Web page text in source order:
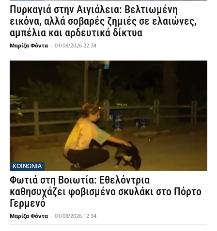
Πυρκαγιά στην Αιγιάλεια: Βελτιωμένη
εικόνα, αλλά σοβαρές ζημιές σε ελαιώνες,
αμπέλια και αρδευτικά δίκτυα
Μαρίζα Φόντα - 01/08/2026 22:34
ΚΟΙΝΩΝΙΑ
Φωτιά στη Βοιωτία: Εθελόντρια
καθησυχάζει φοβισμένο σκυλάκι στο Πόρτο
Γερμενό
Μαρίζα Φόντα - 01/08/2026 12:34